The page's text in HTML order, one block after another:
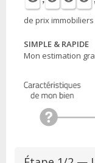
de prix
SIMPLE & RAPIDE
Mon estimation